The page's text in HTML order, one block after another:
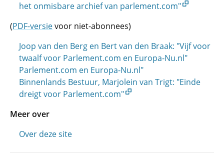
het onmisbare archief van parlement.com"
(PDF-versievoor niet-abonnees)
Joop van den Berg en Bert van den Braak: "Vijf voor
twaalf voor Parlement.com en Europa-Nu.nl"
Parlement.com en Europa-Nu.nl"
Binnenlands Bestuur, Marjolein van Trigt: "Einde
dreigt voor Parlement.com"
Meer over
Over deze site